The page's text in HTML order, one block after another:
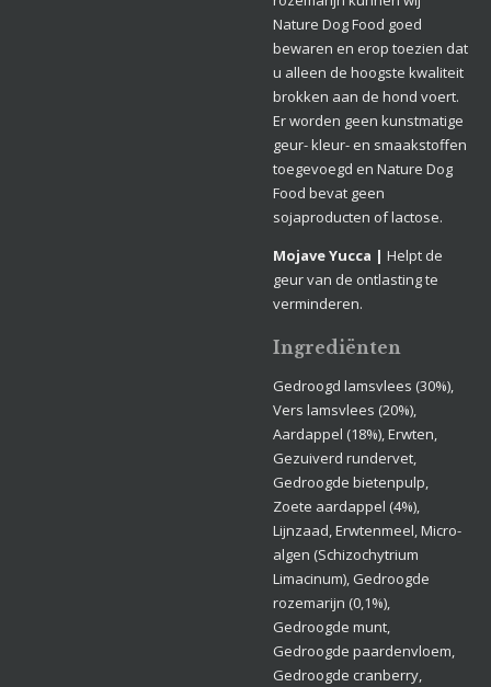
Nature Dog Food goed
bewaren en erop toezien dat
u alleen de hoogste kwaliteit
brokken aan de hond voert.
Er worden geen kunstmatige
geur- kleur- en smaakstoffen
toegevoegd en Nature Dog
Food bevat geen
sojaproducten of lactose.
Mojave Yucca | Helpt de
geur van de ontlasting te
verminderen.
Ingrediënten
Gedroogd lamsvlees (30%),
Vers lamsvlees (20%),
Aardappel (18%), Erwten,
Gezuiverd rundervet,
Gedroogde bietenpulp,
Zoete aardappel (4%),
Lijnzaad, Erwtenmeel, Micro-
algen (Schizochytrium
Limacinum), Gedroogde
rozemarijn (0,1%),
Gedroogde munt,
Gedroogde paardenvloem,
Gedroogde cranberry,